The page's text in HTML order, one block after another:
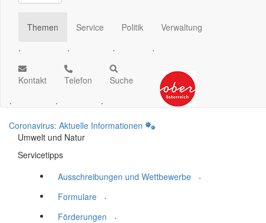
Themen
.
Service
.
Politik
.
Verwaltung
.
Kontakt
.
Telefon
.
Suche
.
Coronavirus: Aktuelle Informationen
Umwelt und Natur
Servicetipps
Ausschreibungen und Wettbewerbe
.
Formulare
.
Förderungen
.